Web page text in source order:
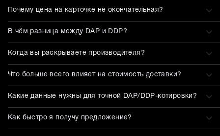
Почему цена на карточке не окончательная?
В чём разница между DAP и DDP?
Когда вы раскрываете производителя?
Что больше всего влияет на стоимость доставки?
Какие данные нужны для точной DAP/DDP-котировки?
Как быстро я получу предложение?